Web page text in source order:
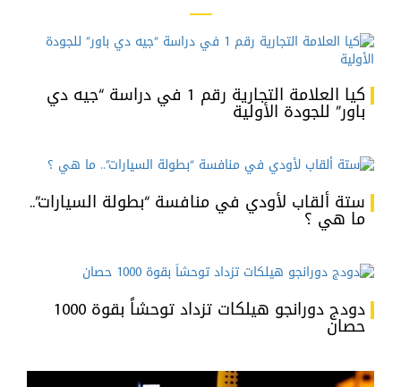
كيا العلامة التجارية رقم 1 في دراسة “جيه دي
باور” للجودة الأولية
ستة ألقاب لأودي في منافسة “بطولة السيارات”..
ما هي ؟
دودج دورانجو هيلكات تزداد توحشاً بقوة 1000
حصان